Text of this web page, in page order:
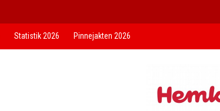
Statistik 2026 Pinnejakten 2026